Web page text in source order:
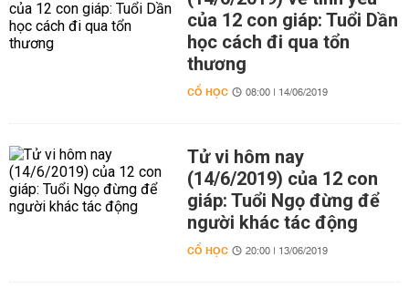
của 12 con giáp: Tuổi Dần
học cách đi qua tổn
thương
CỔ HỌC 08:00 | 14/06/2019
Tử vi hôm nay
(14/6/2019) của 12 con
giáp: Tuổi Ngọ đừng để
người khác tác động
CỔ HỌC 20:00 | 13/06/2019